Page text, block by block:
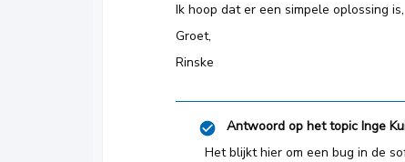
Ik hoop dat er een simpele oplossing
Groet,
Rinske
Antwoord op het topic Inge
Het blijkt hier om een bug in de